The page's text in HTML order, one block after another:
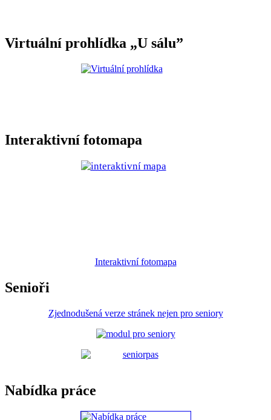
Virtuální prohlídka „U sálu”
Interaktivní fotomapa
Interaktivní fotomapa
Senioři
Zjednodušená verze stránek nejen pro seniory
Nabídka práce